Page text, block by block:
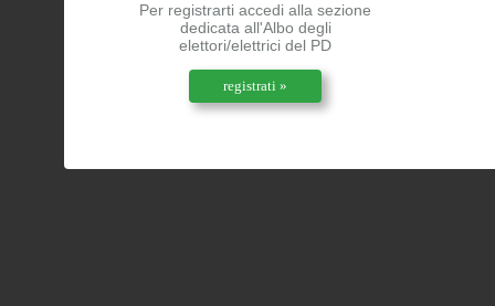
Per registrarti accedi alla sezione
dedicata all'Albo degli
elettori/elettrici del PD